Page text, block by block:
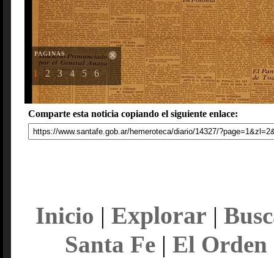
PAGINAS
1 2 3 4 5 6
Comparte esta noticia copiando el siguiente enlace:
Inicio | Explorar |
Santa Fe| El Orden